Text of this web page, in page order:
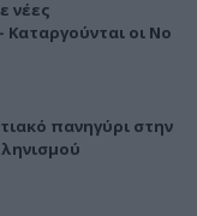
νέες
οι Νο
πανηγύρι στην